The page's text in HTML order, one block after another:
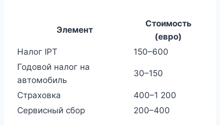
Элемент
Стоимость
(евро)
Налог IPT
150–600
Годовой налог на
автомобиль
30–150
Страховка
400–1 200
Сервисный сбор
200–400